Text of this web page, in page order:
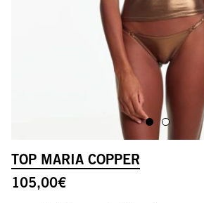
ALLER À
ALLER
TOP MARIA COPPER
105,00€